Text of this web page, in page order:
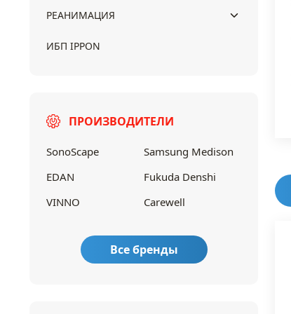
РЕАНИМАЦИЯ
ИБП IPPON
ПРОИЗВОДИТЕЛИ
SonoScape
Samsung Medison
EDAN
Fukuda Denshi
VINNO
Carewell
Все бренды